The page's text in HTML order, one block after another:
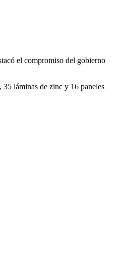
el compromiso del gobierno
láminas de zinc y 16 paneles